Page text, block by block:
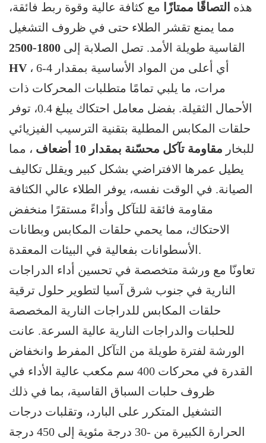
هذه التصاقًا ممتازًا
مع كثافة عالية وقوة ربط فائقة،
مما يمنع تقشر الطلاء حتى في ظروف التشغيل
القاسية طويلة الأمد. تصل الصلابة إلى
1800-2500
HV، أي أعلى من المواد الأساسية بمقدار 4-6
مرات، ما يلبي تمامًا متطلبات المحركات ذات
الأحمال الثقيلة. بفضل معامل احتكاك يبلغ 0.4، توفر
حلقات المكابس المطلية بتقنية الترسيب الفيزيائي
للبخار مقاومة تآكل محسّنة بمقدار 10 أضعاف
، مما
يطيل عمرها الافتراضي بشكل كبير ويقلل تكاليف
الصيانة. في الوقت نفسه، يوفر الطلاء عالي الكثافة
مقاومة فائقة للتآكل وأداءً مستقرًا منخفض
الاحتكاك، مما يحمي حلقات المكابس وبطانات
الأسطوانات بفعالية في البيئات المعقدة.
تعاونّا مع ورشة متخصصة في تحسين أداء الدراجات
النارية في جنوب شرق آسيا لتطوير حلول ترقية
حلقات المكابس للدراجات النارية المخصصة
للحلبات والدراجات النارية عالية السرعة. عانت
الورشة لفترة طويلة من التآكل المفرط وانخفاض
القدرة في محركات 400 سم مكعب عالية الأداء في
ظروف حلبات السباق القاسية، بما في ذلك
التشغيل المتكرر على البارد، وتقلبات درجات
الحرارة الكبيرة من -30 درجة مئوية إلى 450 درجة